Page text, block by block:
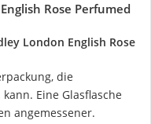
Rose Perfumed
London English Rose
die
Eine Glasflasche
angemessener.